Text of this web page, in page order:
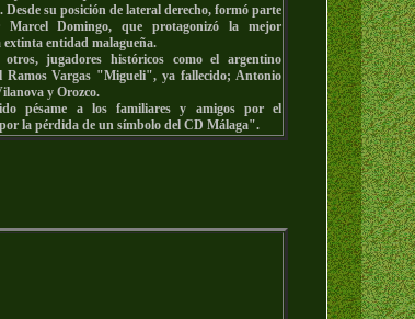
Desde su posición de lateral derecho, formó parte
Domingo, que protagonizó la mejor
entidad malagueña.
jugadores históricos como el argentino
Vargas "Migueli", ya fallecido; Antonio
y Orozco.
pésame a los familiares y amigos por el
la pérdida de un símbolo del CD Málaga".